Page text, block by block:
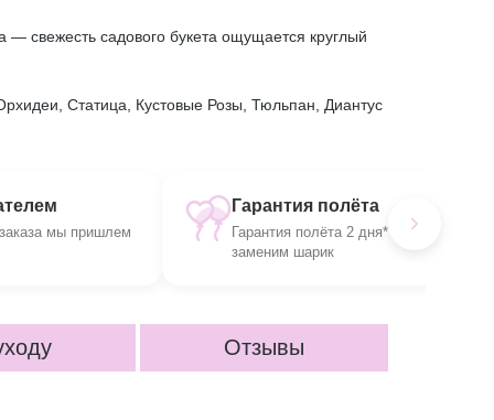
— свежесть садового букета ощущается круглый
Статица, Кустовые Розы, Тюльпан, Диантус
мы пришлем
Гарантия полёта
Гарантия полёта 2 дня* или мы
заменим шарик
Отзывы